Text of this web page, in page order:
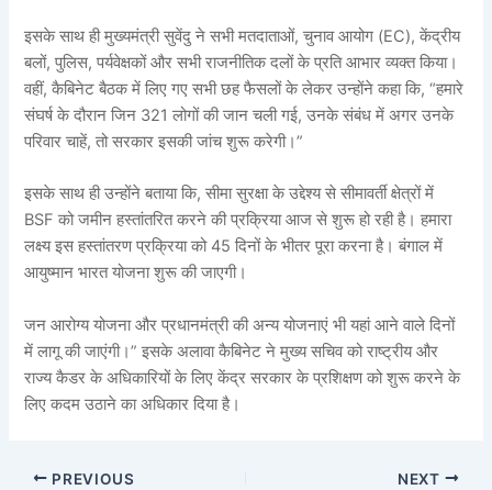
इसके साथ ही मुख्यमंत्री सुवेंदु ने सभी मतदाताओं, चुनाव आयोग (EC), केंद्रीय
बलों, पुलिस, पर्यवेक्षकों और सभी राजनीतिक दलों के प्रति आभार व्यक्त किया।
वहीं, कैबिनेट बैठक में लिए गए सभी छह फैसलों के लेकर उन्होंने कहा कि, “हमारे
संघर्ष के दौरान जिन 321 लोगों की जान चली गई, उनके संबंध में अगर उनके
परिवार चाहें, तो सरकार इसकी जांच शुरू करेगी।”
इसके साथ ही उन्होंने बताया कि, सीमा सुरक्षा के उद्देश्य से सीमावर्ती क्षेत्रों में
BSF को जमीन हस्तांतरित करने की प्रक्रिया आज से शुरू हो रही है। हमारा
लक्ष्य इस हस्तांतरण प्रक्रिया को 45 दिनों के भीतर पूरा करना है। बंगाल में
आयुष्मान भारत योजना शुरू की जाएगी।
जन आरोग्य योजना और प्रधानमंत्री की अन्य योजनाएं भी यहां आने वाले दिनों
में लागू की जाएंगी।” इसके अलावा कैबिनेट ने मुख्य सचिव को राष्ट्रीय और
राज्य कैडर के अधिकारियों के लिए केंद्र सरकार के प्रशिक्षण को शुरू करने के
लिए कदम उठाने का अधिकार दिया है।
PREVIOUS NEXT